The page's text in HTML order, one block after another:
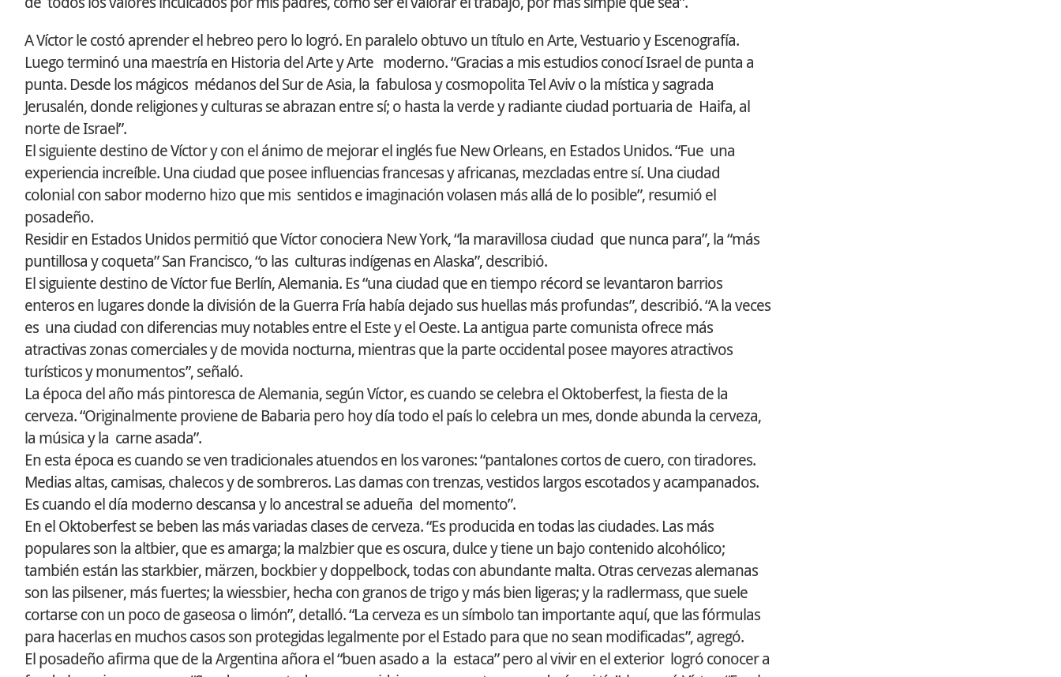
A Víctor le costó aprender el hebreo pero lo logró. En paralelo obtuvo un título en Arte, Vestuario y Escenografía.
Luego terminó una maestría en Historia del Arte y Arte moderno. “Gracias a mis estudios conocí Israel de punta a
punta. Desde los mágicos médanos del Sur de Asia, la fabulosa y cosmopolita Tel Aviv o la mística y sagrada
Jerusalén, donde religiones y culturas se abrazan entre sí; o hasta la verde y radiante ciudad portuaria de Haifa, al
norte de Israel”.
El siguiente destino de Víctor y con el ánimo de mejorar el inglés fue New Orleans, en Estados Unidos. “Fue una
experiencia increíble. Una ciudad que posee influencias francesas y africanas, mezcladas entre sí. Una ciudad
colonial con sabor moderno hizo que mis sentidos e imaginación volasen más allá de lo posible”, resumió el
posadeño.
Residir en Estados Unidos permitió que Víctor conociera New York, “la maravillosa ciudad que nunca para”, la “más
puntillosa y coqueta” San Francisco, “o las culturas indígenas en Alaska”, describió.
El siguiente destino de Víctor fue Berlín, Alemania. Es “una ciudad que en tiempo récord se levantaron barrios
enteros en lugares donde la división de la Guerra Fría había dejado sus huellas más profundas”, describió. “A la veces
es una ciudad con diferencias muy notables entre el Este y el Oeste. La antigua parte comunista ofrece más
atractivas zonas comerciales y de movida nocturna, mientras que la parte occidental posee mayores atractivos
turísticos y monumentos”, señaló.
La época del año más pintoresca de Alemania, según Víctor, es cuando se celebra el Oktoberfest, la fiesta de la
cerveza. “Originalmente proviene de Babaria pero hoy día todo el país lo celebra un mes, donde abunda la cerveza,
la música y la carne asada”.
En esta época es cuando se ven tradicionales atuendos en los varones: “pantalones cortos de cuero, con tiradores.
Medias altas, camisas, chalecos y de sombreros. Las damas con trenzas, vestidos largos escotados y acampanados.
Es cuando el día moderno descansa y lo ancestral se adueña del momento”.
En el Oktoberfest se beben las más variadas clases de cerveza. “Es producida en todas las ciudades. Las más
populares son la altbier, que es amarga; la malzbier que es oscura, dulce y tiene un bajo contenido alcohólico;
también están las starkbier, märzen, bockbier y doppelbock, todas con abundante malta. Otras cervezas alemanas
son las pilsener, más fuertes; la wiessbier, hecha con granos de trigo y más bien ligeras; y la radlermass, que suele
cortarse con un poco de gaseosa o limón”, detalló. “La cerveza es un símbolo tan importante aquí, que las fórmulas
para hacerlas en muchos casos son protegidas legalmente por el Estado para que no sean modificadas”, agregó.
El posadeño afirma que de la Argentina añora el “buen asado a la estaca” pero al vivir en el exterior logró conocer a